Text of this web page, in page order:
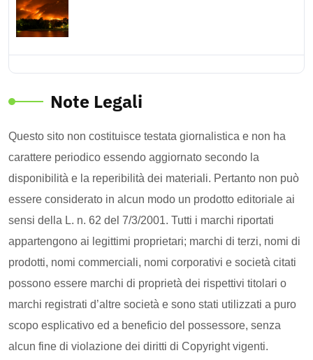
Note Legali
Questo sito non costituisce testata giornalistica e non ha
carattere periodico essendo aggiornato secondo la
disponibilità e la reperibilità dei materiali. Pertanto non può
essere considerato in alcun modo un prodotto editoriale ai
sensi della L. n. 62 del 7/3/2001. Tutti i marchi riportati
appartengono ai legittimi proprietari; marchi di terzi, nomi di
prodotti, nomi commerciali, nomi corporativi e società citati
possono essere marchi di proprietà dei rispettivi titolari o
marchi registrati d’altre società e sono stati utilizzati a puro
scopo esplicativo ed a beneficio del possessore, senza
alcun fine di violazione dei diritti di Copyright vigenti.